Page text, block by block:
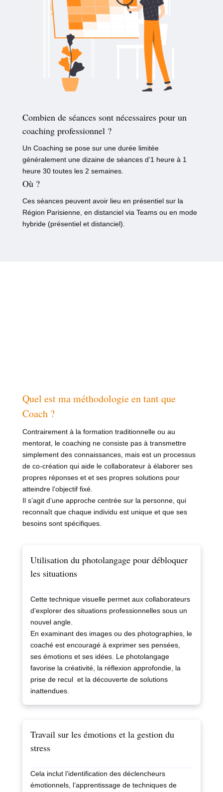
Combien de séances sont nécessaires pour un
coaching professionnel ?
Un Coaching se pose sur une durée limitée
généralement une dizaine de séances d’1 heure à 1
heure 30 toutes les 2 semaines.
Où ?
Ces séances peuvent avoir lieu en présentiel sur la
Région Parisienne, en distanciel via Teams ou en mode
hybride (présentiel et distanciel).
Quel est ma méthodologie en tant que
Coach ?
Contrairement à la formation traditionnelle ou au
mentorat, le coaching ne consiste pas à transmettre
simplement des connaissances, mais est un processus
de co-création qui aide le collaborateur à élaborer ses
propres réponses et et ses propres solutions pour
atteindre l’objectif fixé.
Il s’agit d’une approche centrée sur la personne, qui
reconnaît que chaque individu est unique et que ses
besoins sont spécifiques.
Utilisation du photolangage pour débloquer
les situations
Cette technique visuelle permet aux collaborateurs
d’explorer des situations professionnelles sous un
nouvel angle.
En examinant des images ou des photographies, le
coaché est encouragé à exprimer ses pensées,
ses émotions et ses idées. Le photolangage
favorise la créativité, la réflexion approfondie, la
prise de recul et la découverte de solutions
inattendues.
Travail sur les émotions et la gestion du
stress
Cela inclut l’identification des déclencheurs
émotionnels, l’apprentissage de techniques de